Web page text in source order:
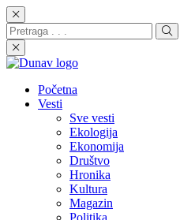
Početna
Vesti
Sve vesti
Ekologija
Ekonomija
Društvo
Hronika
Kultura
Magazin
Politika